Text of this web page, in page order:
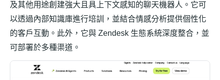
及其他用途創建強大且具上下文感知的聊天機器人。它可
以透過內部知識庫進行培訓，並結合情感分析提供個性化
的客戶互動。此外，它與 Zendesk 生態系統深度整合，並
可部署於多種渠道。